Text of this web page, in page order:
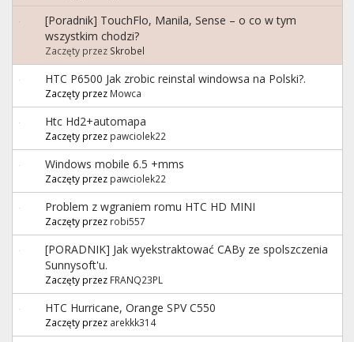
[Poradnik] TouchFlo, Manila, Sense – o co w tym
wszystkim chodzi?
Zaczęty przez Skrobel
HTC P6500 Jak zrobic reinstal windowsa na Polski?.
Zaczęty przez Mowca
Htc Hd2+automapa
Zaczęty przez pawciolek22
Windows mobile 6.5 +mms
Zaczęty przez pawciolek22
Problem z wgraniem romu HTC HD MINI
Zaczęty przez robi557
[PORADNIK] Jak wyekstraktować CABy ze spolszczenia
Sunnysoft'u.
Zaczęty przez FRANQ23PL
HTC Hurricane, Orange SPV C550
Zaczęty przez arekkk314